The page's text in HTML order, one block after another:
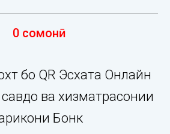
0 сомонӣ
бо QR Эсхата Онлайн
ва хизматрасонии
Бонк